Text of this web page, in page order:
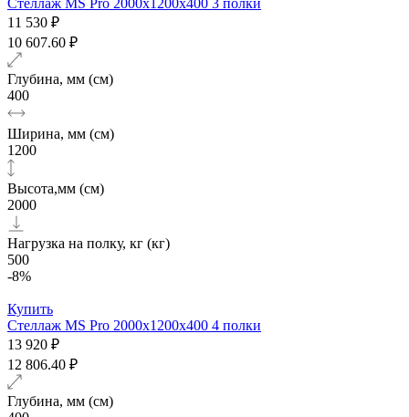
Стеллаж MS Pro 2000х1200x400 3 полки
11 530 ₽
10 607.60 ₽
Глубина, мм (см)
400
Ширина, мм (см)
1200
Высота,мм (см)
2000
Нагрузка на полку, кг (кг)
500
-8%
Купить
Стеллаж MS Pro 2000х1200x400 4 полки
13 920 ₽
12 806.40 ₽
Глубина, мм (см)